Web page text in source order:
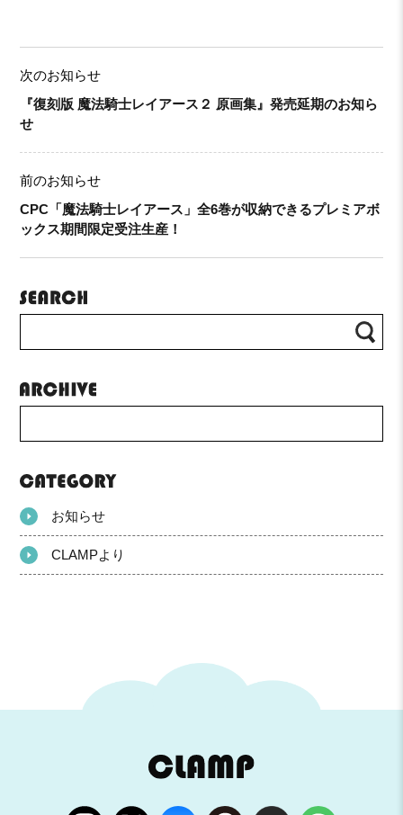
次のお知らせ
『復刻版 魔法騎士レイアース２ 原画集』発売延期のお知ら
せ
前のお知らせ
CPC「魔法騎士レイアース」全6巻が収納できるプレミアボ
ックス期間限定受注生産！
お知らせ
CLAMPより